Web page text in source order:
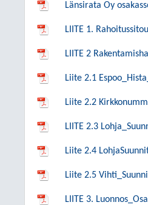
Länsirata Oy
LIITE 1.
LIITE 2
Liite 2.1
Liite 2.2
LIITE 2.3
Liite 2.4
Liite 2.5
LIITE 3.